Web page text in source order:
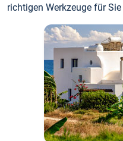
richtigen Werkzeuge für Sie